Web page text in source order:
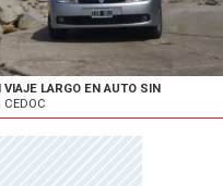
LARGO EN AUTO SIN
| CEDOC